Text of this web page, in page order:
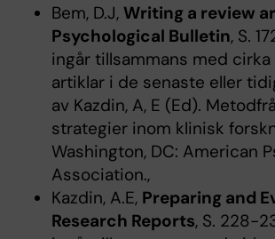
Bem, D.J, Writing a review
Psychological Bulletin, S.
ingår tillsammans med
artiklar i de senaste eller
av Kazdin, A, E (Ed).
strategier inom klinisk
Washington, DC: American
Association.,
Kazdin, A.E, Preparing and
Research Reports, S. 228-